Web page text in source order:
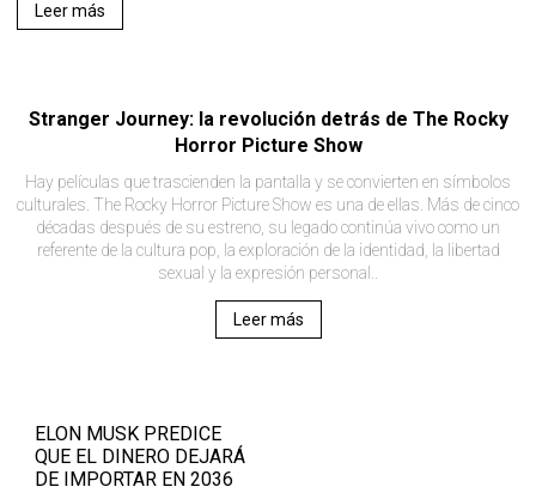
Leer más
Stranger Journey: la revolución detrás de The Rocky
Horror Picture Show
Hay películas que trascienden la pantalla y se convierten en símbolos
culturales. The Rocky Horror Picture Show es una de ellas. Más de cinco
décadas después de su estreno, su legado continúa vivo como un
referente de la cultura pop, la exploración de la identidad, la libertad
sexual y la expresión personal..
Leer más
ELON MUSK PREDICE
QUE EL DINERO DEJARÁ
DE IMPORTAR EN 2036